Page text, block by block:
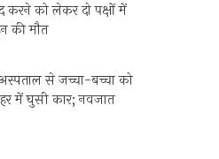
करने को लेकर दो पक्षों में
की मौत
अस्पताल से जच्चा-बच्चा को
में घुसी कार; नवजात